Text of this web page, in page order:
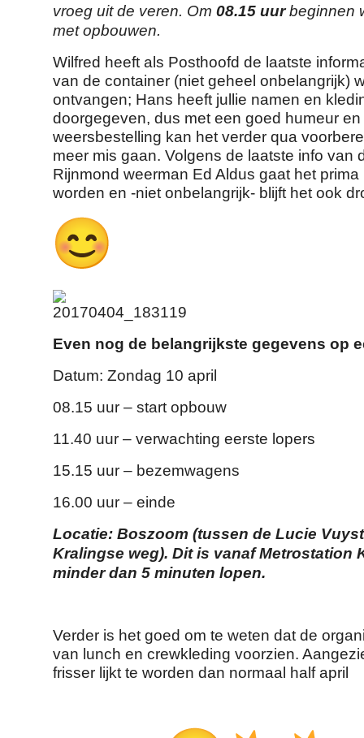
vroeg uit de veren. Om 08.15 uurbeginnen
met opbouwen.
Wilfred heeft als Posthoofd de laatste
van de container (niet geheel onbelangrijk)
ontvangen; Hans heeft jullie namen en
doorgegeven, dus met een goed humeur
weersbestelling kan het verder qua
meer mis gaan. Volgens de laatste info van
Rijnmond weerman Ed Aldus gaat het
worden en -niet onbelangrijk- blijft het ook
Even nog de belangrijkste gegevens op
Datum: Zondag 10 april
08.15 uur – start opbouw
11.40 uur – verwachting eerste lopers
15.15 uur – bezemwagens
16.00 uur – einde
Locatie: Boszoom (tussen de Lucie
Kralingse weg). Dit is vanaf Metrostation
minder dan 5 minuten lopen.
Verder is het goed om te weten dat de
van lunch en crewkleding voorzien.
frisser lijkt te worden dan normaal half april